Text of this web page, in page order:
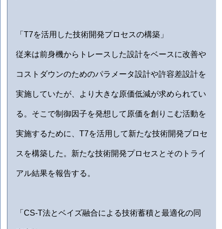
「T7を活用した技術開発プロセスの構築」
従来は前身機からトレースした設計をベースに改善や
コストダウンのためのパラメータ設計や許容差設計を
実施していたが、より大きな原価低減が求められてい
る。そこで制御因子を発想して原価を創りこむ活動を
実施するために、T7を活用して新たな技術開発プロセ
スを構築した。新たな技術開発プロセスとそのトライ
アル結果を報告する。
「CS-T法とベイズ融合による技術蓄積と最適化の同